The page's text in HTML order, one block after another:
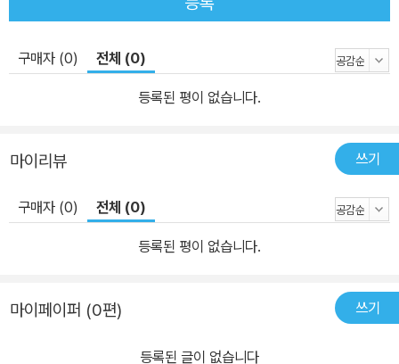
구매자 (0) 전체 (0)
등록된 평이 없습니다.
마이리뷰 쓰기
구매자 (0) 전체 (0)
등록된 평이 없습니다.
마이페이퍼 (0편) 쓰기
등록된 글이 없습니다